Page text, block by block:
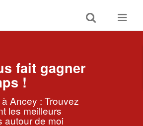
Toggle
search
Toggle
fait gagner
!
Ancey : Trouvez
les meilleurs
autour de moi